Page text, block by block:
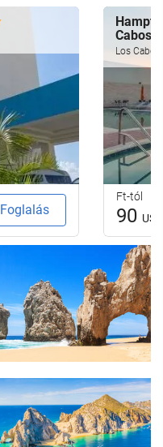
Foglalás
Cabos
Los
Ft-tól
90 US$